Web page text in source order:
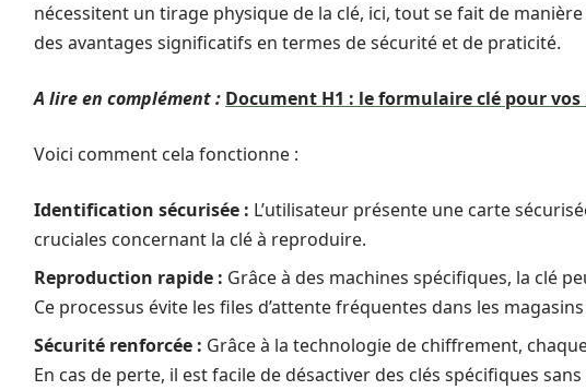
nécessitent un tirage physique de la clé, ici, tout se fait de
des avantages significatifs en termes de sécurité et de praticité.
A lire en complément : Document H1 : le formulaire clé pour
Voici comment cela fonctionne :
Identification sécurisée : L’utilisateur présente une carte
cruciales concernant la clé à reproduire.
Reproduction rapide : Grâce à des machines spécifiques, la clé
Ce processus évite les files d’attente fréquentes dans les
Sécurité renforcée : Grâce à la technologie de chiffrement,
En cas de perte, il est facile de désactiver des clés spécifiques